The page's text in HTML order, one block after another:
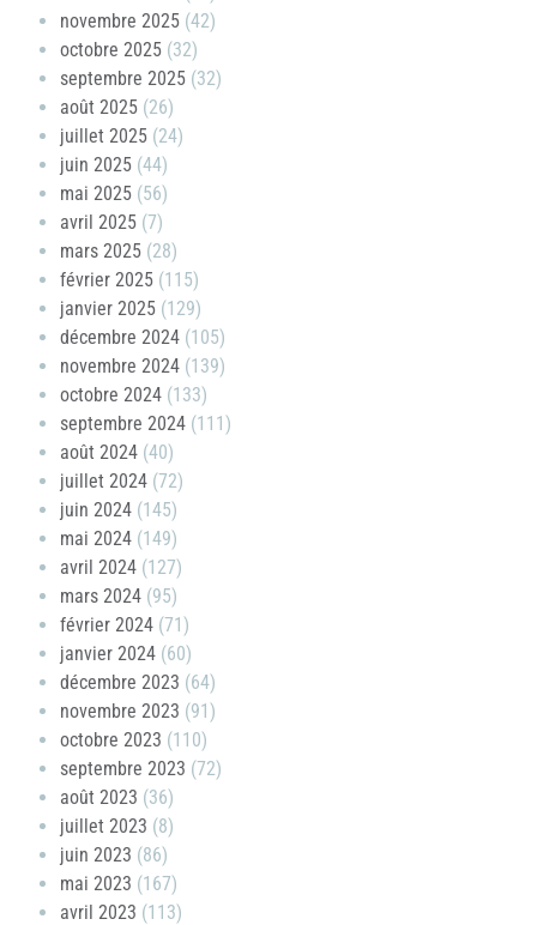
novembre 2025 (42)
octobre 2025 (32)
septembre 2025 (32)
août 2025 (26)
juillet 2025 (24)
juin 2025 (44)
mai 2025 (56)
avril 2025 (7)
mars 2025 (28)
février 2025 (115)
janvier 2025 (129)
décembre 2024 (105)
novembre 2024 (139)
octobre 2024 (133)
septembre 2024 (111)
août 2024 (40)
juillet 2024 (72)
juin 2024 (145)
mai 2024 (149)
avril 2024 (127)
mars 2024 (95)
février 2024 (71)
janvier 2024 (60)
décembre 2023 (64)
novembre 2023 (91)
octobre 2023 (110)
septembre 2023 (72)
août 2023 (36)
juillet 2023 (8)
juin 2023 (86)
mai 2023 (167)
avril 2023 (113)